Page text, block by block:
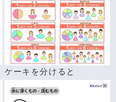
ケーキを分けると